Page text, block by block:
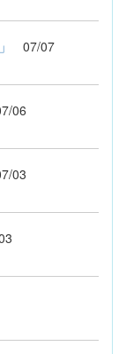
07/07
06
03